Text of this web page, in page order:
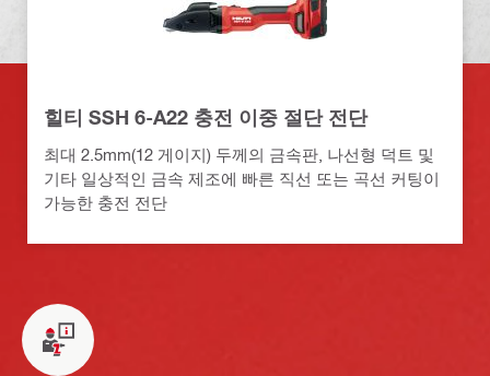
힐티 SSH 6-A22 충전 이중 절단 전단
최대 2.5mm(12 게이지) 두께의 금속판, 나선형 덕트 및
기타 일상적인 금속 제조에 빠른 직선 또는 곡선 커팅이
가능한 충전 전단